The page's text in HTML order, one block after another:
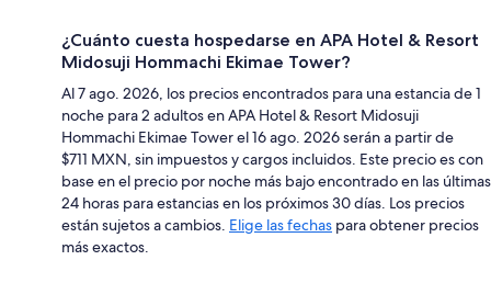
¿Cuánto cuesta hospedarse en APA Hotel & Resort
Midosuji Hommachi Ekimae Tower?
Al 7 ago. 2026, los precios encontrados para una estancia de 1
noche para 2 adultos en APA Hotel & Resort Midosuji
Hommachi Ekimae Tower el 16 ago. 2026 serán a partir de
$711 MXN, sin impuestos y cargos incluidos. Este precio es con
base en el precio por noche más bajo encontrado en las últimas
24 horas para estancias en los próximos 30 días. Los precios
están sujetos a cambios. Elige las fechas para obtener precios
más exactos.